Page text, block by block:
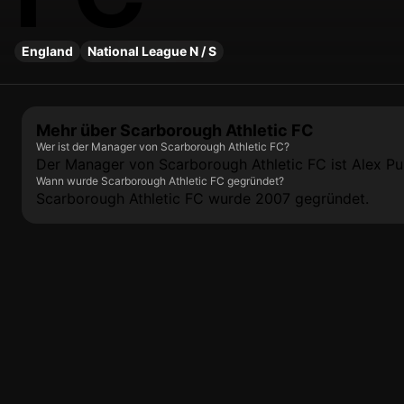
England National League N / S
Mehr über Scarborough Athletic FC
Wer ist der Manager von Scarborough Athletic FC?
Der Manager von Scarborough Athletic FC ist Alex
Wann wurde Scarborough Athletic FC gegründet?
Scarborough Athletic FC wurde 2007 gegründet.